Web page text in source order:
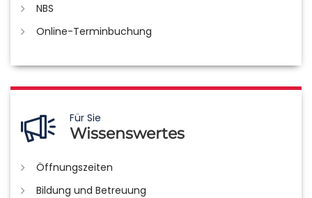
NBS
Online-Terminbuchung
Für Sie
Wissenswertes
Öffnungszeiten
Bildung und Betreuung